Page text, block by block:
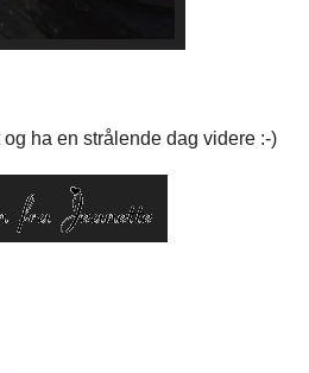
ha en strålende dag videre :-)